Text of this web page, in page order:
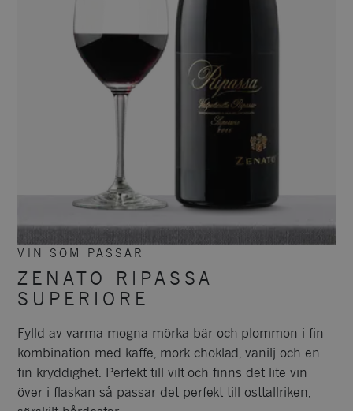
VIN SOM PASSAR
ZENATO RIPASSA
SUPERIORE
Fylld av varma mogna mörka bär och plommon i fin
kombination med kaffe, mörk choklad, vanilj och en
fin kryddighet. Perfekt till vilt och finns det lite vin
över i flaskan så passar det perfekt till osttallriken,